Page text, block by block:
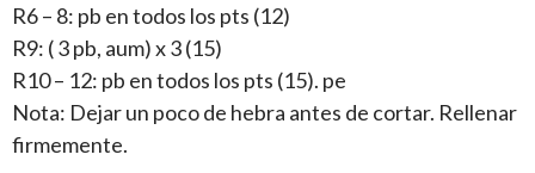
R6 – 8: pb en todos los pts (12)
R9: ( 3 pb, aum) x 3 (15)
R10 – 12: pb en todos los pts (15). pe
Nota: Dejar un poco de hebra antes de cortar. Rellenar
firmemente.